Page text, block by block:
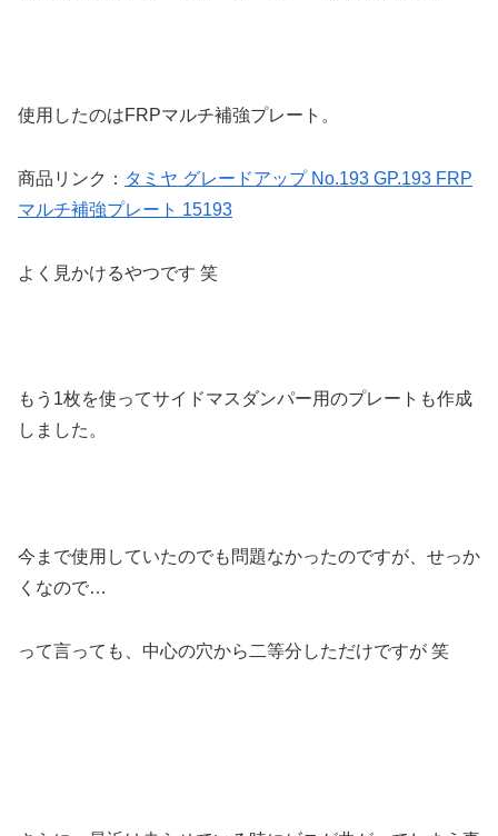
使用したのはFRPマルチ補強プレート。
商品リンク： タミヤ グレードアップ No.193 GP.193 FRP
マルチ補強プレート 15193
よく見かけるやつです 笑
もう1枚を使ってサイドマスダンパー用のプレートも作成
しました。
今まで使用していたのでも問題なかったのですが、せっか
くなので…
って言っても、中心の穴から二等分しただけですが 笑